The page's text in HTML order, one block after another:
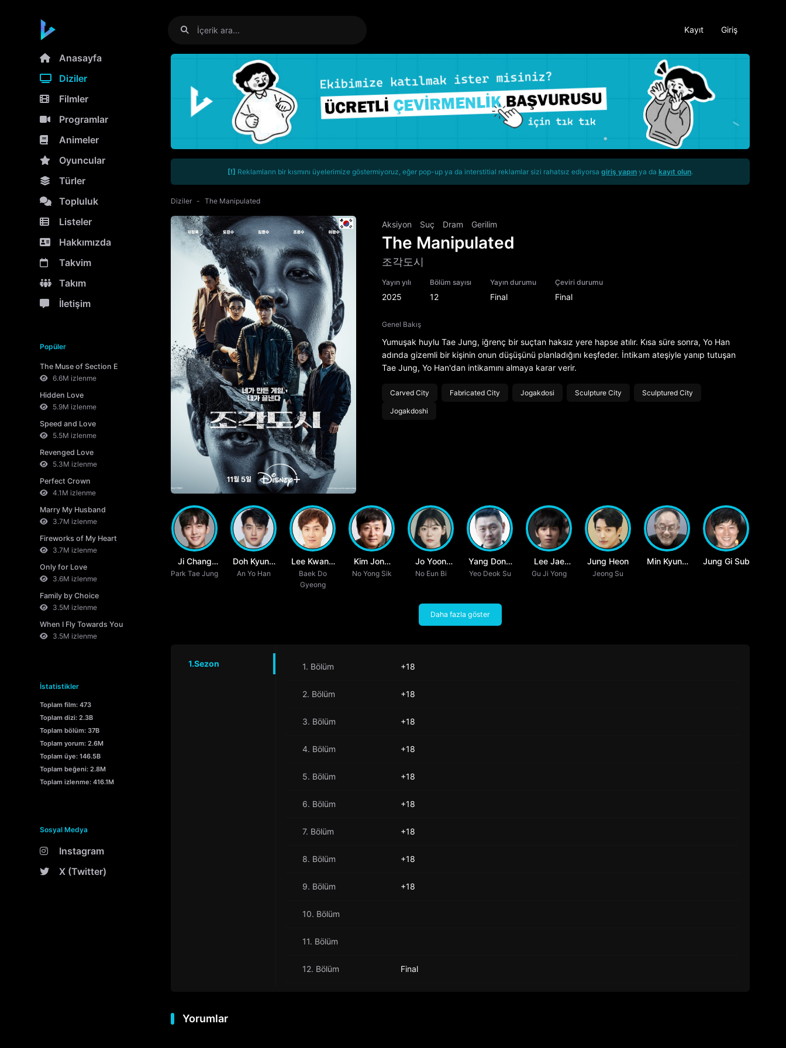
Kayıt Giriş
Anasayfa
Diziler
Filmler
Programlar
Animeler
Oyuncular
Türler
Topluluk
Listeler
Hakkımızda
Takvim
Takım
İletişim
Popüler
The Muse of Section E
6.6M izlenme
Hidden Love
5.9M izlenme
Speed and Love
5.5M izlenme
Revenged Love
5.3M izlenme
Perfect Crown
4.1M izlenme
Marry My Husband
3.7M izlenme
Fireworks of My Heart
3.7M izlenme
Only for Love
3.6M izlenme
Family by Choice
3.5M izlenme
When I Fly Towards You
3.5M izlenme
İstatistikler
Toplam film: 473
Toplam dizi: 2.3B
Toplam bölüm: 37B
Toplam yorum: 2.6M
Toplam üye: 146.5B
Toplam beğeni: 2.8M
Toplam izlenme: 416.1M
Sosyal Medya
Instagram
X (Twitter)
[!] Reklamların bir kısmını üyelerimize göstermiyoruz, eğer pop-up ya da interstitial reklamlar sizi rahatsız ediyorsa giriş yapın ya da kayıt olun.
Diziler The Manipulated
Aksiyon Suç Dram Gerilim
The Manipulated
조각도시
Yayın yılı
2025
Bölüm sayısı
12
Yayın durumu
Final
Çeviri durumu
Final
Genel Bakış
Yumuşak huylu Tae Jung, iğrenç bir suçtan haksız yere hapse atılır. Kısa süre sonra, Yo Han
adında gizemli bir kişinin onun düşüşünü planladığını keşfeder. İntikam ateşiyle yanıp tutuşan
Tae Jung, Yo Han'dan intikamını almaya karar verir.
Carved City Fabricated City Jogakdosi Sculpture City Sculptured City
Jogakdoshi
Ji Chang
Wook
Park Tae Jung
Doh Kyung
Soo
An Yo Han
Lee Kwang
Soo
Baek Do
Gyeong
Kim Jong
Soo
No Yong Sik
Jo Yoon
Soo
No Eun Bi
Yang Dong
Geun
Yeo Deok Su
Lee Jae
Kyoon
Gu Ji Yong
Jung Heon
Jeong Su
Min Kyung
Jung Gi Sub
Daha fazla göster
1.Sezon 1. Bölüm +18
2. Bölüm +18
3. Bölüm +18
4. Bölüm +18
5. Bölüm +18
6. Bölüm +18
7. Bölüm +18
8. Bölüm +18
9. Bölüm +18
10. Bölüm
11. Bölüm
12. Bölüm Final
Yorumlar